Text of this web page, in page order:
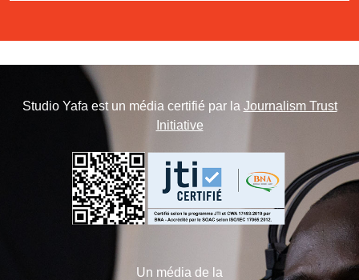
Studio Yafa est un média certifié par la Journalism Trust
Initiative
Un média de la